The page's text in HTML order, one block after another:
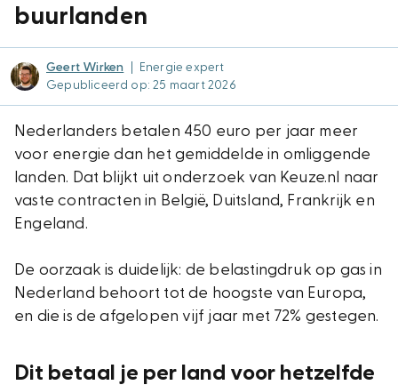
buurlanden
Geert Wirken
Energie expert
Gepubliceerd op: 25 maart 2026
Nederlanders betalen 450 euro per jaar meer
voor energie dan het gemiddelde in omliggende
landen. Dat blijkt uit onderzoek van Keuze.nl naar
vaste contracten in België, Duitsland, Frankrijk en
Engeland.
De oorzaak is duidelijk: de belastingdruk op gas in
Nederland behoort tot de hoogste van Europa,
en die is de afgelopen vijf jaar met 72% gestegen.
Dit betaal je per land voor hetzelfde